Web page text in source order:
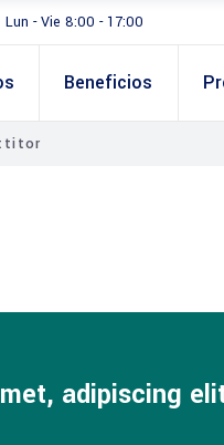
Lun - Vie 8:00 - 17:00
Beneficios
adipiscing